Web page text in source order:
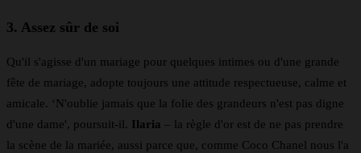
3. Assez sûr de soi
Qu'il s'agisse d'un mariage pour quelques intimes ou d'une grande
fête de mariage, adopte toujours une attitude respectueuse, calme et
amicale. ‘N'oublie jamais que la folie des grandeurs n'est pas digne
d'une dame', poursuit-il. Ilaria – la règle d'or est de ne pas prendre
la scène de la mariée, aussi parce que, comme Coco Chanel nous l'a